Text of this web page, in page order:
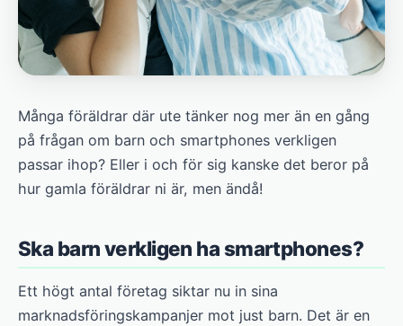
Många föräldrar där ute tänker nog mer än en gång
på frågan om barn och smartphones verkligen
passar ihop? Eller i och för sig kanske det beror på
hur gamla föräldrar ni är, men ändå!
Ska barn verkligen ha smartphones?
Ett högt antal företag siktar nu in sina
marknadsföringskampanjer mot just barn. Det är en